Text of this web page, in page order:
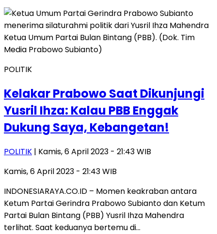
POLITIK
Kelakar Prabowo Saat Dikunjungi
Yusril Ihza: Kalau PBB Enggak
Dukung Saya, Kebangetan!
POLITIK | Kamis, 6 April 2023 - 21:43 WIB
Kamis, 6 April 2023 - 21:43 WIB
INDONESIARAYA.CO.ID – Momen keakraban antara
Ketum Partai Gerindra Prabowo Subianto dan Ketum
Partai Bulan Bintang (PBB) Yusril Ihza Mahendra
terlihat. Saat keduanya bertemu di…